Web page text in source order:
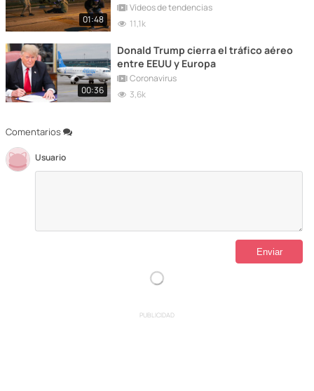
Comentarios
Usuario
01:48
Vídeos de tendencias
11,1k
00:36
Donald Trump cierra el tráfico aéreo
entre EEUU y Europa
Coronavirus
3,6k
PUBLICIDAD